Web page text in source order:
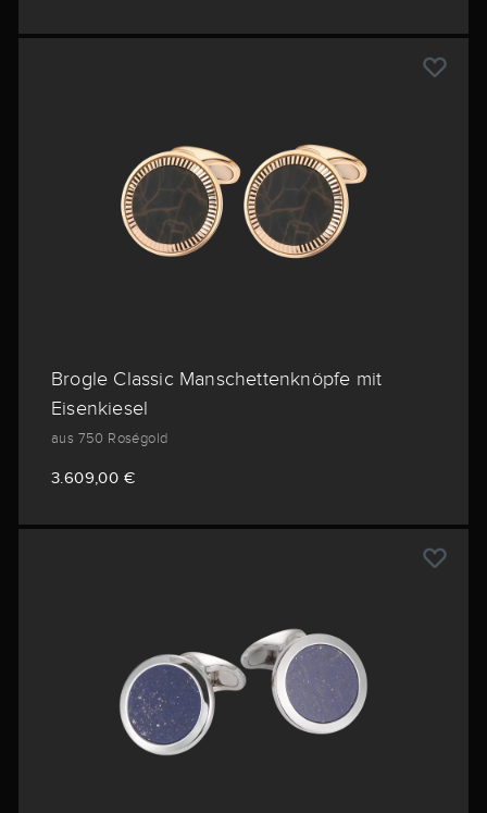
Brogle Classic Manschettenknöpfe mit
Eisenkiesel
aus 750 Roségold
3.609,00 €